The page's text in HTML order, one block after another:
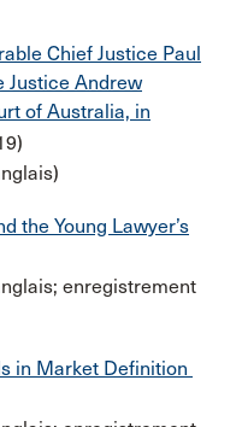
Chief Justice Paul
Justice Andrew
of Australia, in
the Young Lawyer’s
enregistrement
in Market Definition